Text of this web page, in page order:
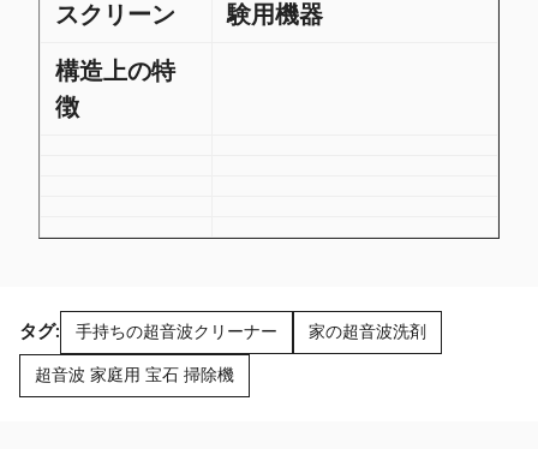
スクリーン
験用機器
構造上の特
徴
タグ: 手持ちの超音波クリーナー 家の超音波洗剤
超音波 家庭用 宝石 掃除機